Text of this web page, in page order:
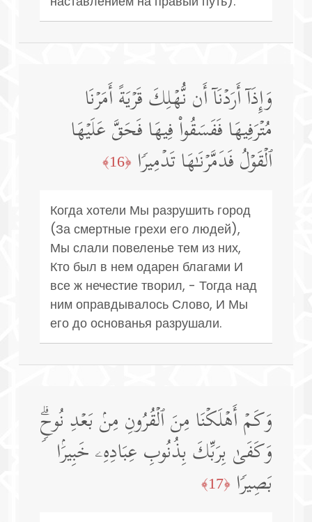
وَإِذَاۤ أَرَدۡنَاۤ أَن نُّهۡلِكَ قَرۡیَةً أَمَرۡنَا
مُتۡرَفِیهَا فَفَسَقُوا۟ فِیهَا فَحَقَّ عَلَیۡهَا
ٱلۡقَوۡلُ فَدَمَّرۡنَـٰهَا تَدۡمِیرࣰا ﴿16﴾
Когда хотели Мы разрушить город
(За смертные грехи его людей),
Мы слали повеленье тем из них,
Кто был в нем одарен благами И
все ж нечестие творил, - Тогда над
ним оправдывалось Слово, И Мы
его до основанья разрушали.
وَكَمۡ أَهۡلَكۡنَا مِنَ ٱلۡقُرُونِ مِنۢ بَعۡدِ نُوحࣲۗ
وَكَفَىٰ بِرَبِّكَ بِذُنُوبِ عِبَادِهِۦ خَبِیرَۢا
بَصِیرࣰا ﴿17﴾